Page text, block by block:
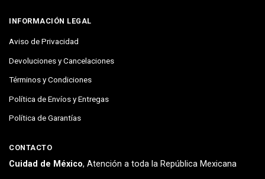
INFORMACIÓN LEGAL
Aviso de Privacidad
Devoluciones y Cancelaciones
Términos y Condiciones
Política de Envíos y Entregas
Política de Garantías
CONTACTO
Cuidad de México, Atención a toda la República Mexicana